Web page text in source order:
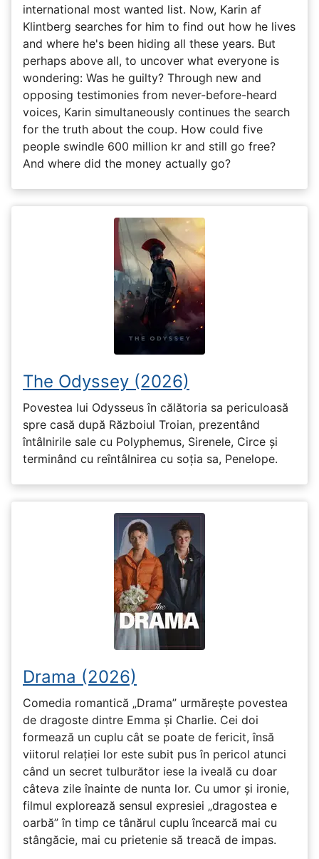
international most wanted list. Now, Karin af
Klintberg searches for him to find out how he lives
and where he's been hiding all these years. But
perhaps above all, to uncover what everyone is
wondering: Was he guilty? Through new and
opposing testimonies from never-before-heard
voices, Karin simultaneously continues the search
for the truth about the coup. How could five
people swindle 600 million kr and still go free?
And where did the money actually go?
The Odyssey (2026)
Povestea lui Odysseus în călătoria sa periculoasă
spre casă după Războiul Troian, prezentând
întâlnirile sale cu Polyphemus, Sirenele, Circe și
terminând cu reîntâlnirea cu soția sa, Penelope.
Drama (2026)
Comedia romantică „Drama” urmărește povestea
de dragoste dintre Emma și Charlie. Cei doi
formează un cuplu cât se poate de fericit, însă
viitorul relației lor este subit pus în pericol atunci
când un secret tulburător iese la iveală cu doar
câteva zile înainte de nunta lor. Cu umor și ironie,
filmul explorează sensul expresiei „dragostea e
oarbă” în timp ce tânărul cuplu încearcă mai cu
stângăcie, mai cu prietenie să treacă de impas.